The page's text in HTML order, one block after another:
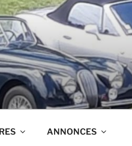
ANNONCES